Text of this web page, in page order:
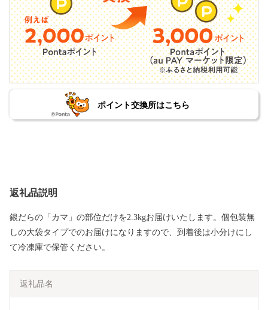
ポイント交換所はこちら
返礼品説明
銀だらの「カマ」の部位だけを2.3kgお届けいたします。個包装無
しの大袋タイプでのお届けになりますので、到着後は小分けにし
て冷凍庫で保管ください。
返礼品名